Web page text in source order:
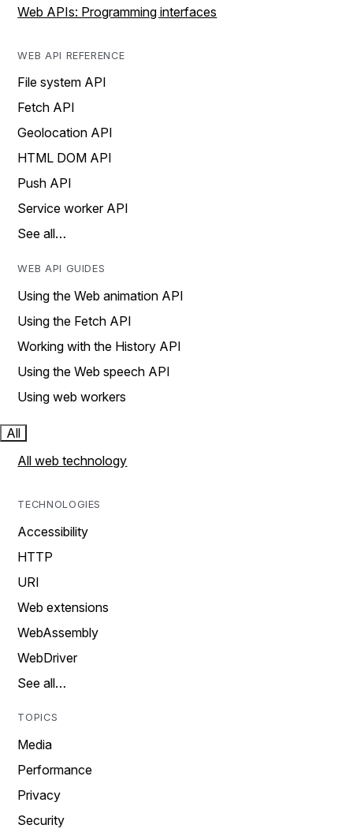
Web APIs: Programming interfaces
WEB API REFERENCE
File system API
Fetch API
Geolocation API
HTML DOM API
Push API
Service worker API
See all…
WEB API GUIDES
Using the Web animation API
Using the Fetch API
Working with the History API
Using the Web speech API
Using web workers
All
All web technology
TECHNOLOGIES
Accessibility
HTTP
URI
Web extensions
WebAssembly
WebDriver
See all…
TOPICS
Media
Performance
Privacy
Security